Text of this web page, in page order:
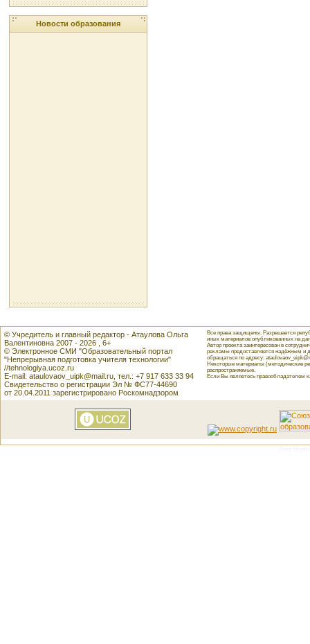
Новости образования
© Учредитель и главный редактор - Атаулова Ольга
Валентиновна 2007 - 2026 , 6+
© Электронное СМИ "Образовательный портал
"Непрерывная подготовка учителя технологии"
//tehnologiya.ucoz.ru
E-mail: ataulovaov_uipk@mail.ru, тел.: +7 917 633 33 94
Свидетельство о регистрации Эл № ФС77-44690
от 20.04.2011 зарегистрировано Роскомнадзором
Все права защищены. Разрешается
иных материалов опубликованных на
Автор проекта заинтересован в
рекламы предоставляется надёжным и
обращаться по адресу:
Некоторые материалы (методические
распространяемые.
Если Вы являетесь правообладателем